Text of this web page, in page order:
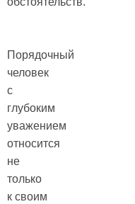
Порядочный
человек
с
глубоким
уважением
относится
не
только
к своим